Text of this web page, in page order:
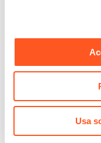
momento. Per
Usa
Colore Piano
Colore Ante
Rovere nordico
Materiale Ante